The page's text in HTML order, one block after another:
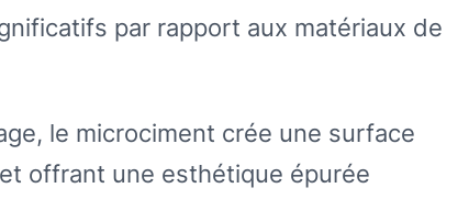
par rapport aux matériaux de
le microciment crée une surface
offrant une esthétique épurée